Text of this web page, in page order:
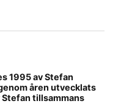
1995 av Stefan
åren utvecklats
tillsammans